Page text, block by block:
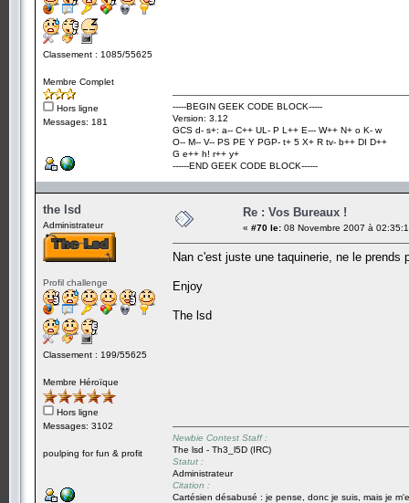
Classement : 1085/55625
Membre Complet
Hors ligne
Messages: 181
-----BEGIN GEEK CODE BLOCK-----
Version: 3.12
GCS d- s+: a-- C++ UL- P L++ E--- W++ N+ o K- w
O-- M-- V-- PS PE Y PGP- t+ 5 X+ R tv- b++ DI D++
G e++ h! r++ y+
------END GEEK CODE BLOCK------
the lsd
Administrateur
Profil challenge
Classement : 199/55625
Membre Héroïque
Hors ligne
Messages: 3102
poulping for fun & profit
Re : Vos Bureaux !
« #70 le: 08 Novembre 2007 à
Nan c'est juste une taquinerie, ne le prends
Enjoy
The lsd
Newbie Contest Staff :
The lsd - Th3_l5D (IRC)
Statut :
Administrateur
Citation :
Cartésien désabusé : je pense, donc je suis, mais je